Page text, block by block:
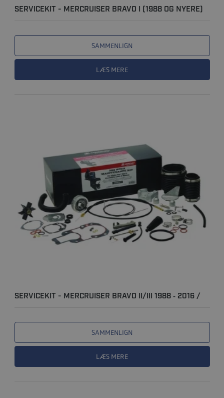
SERVICEKIT - MERCRUISER BRAVO I (1988 OG NYERE)
SAMMENLIGN
LÆS MERE
SERVICEKIT - MERCRUISER BRAVO II/III 1988 ‐ 2016 /
SAMMENLIGN
LÆS MERE